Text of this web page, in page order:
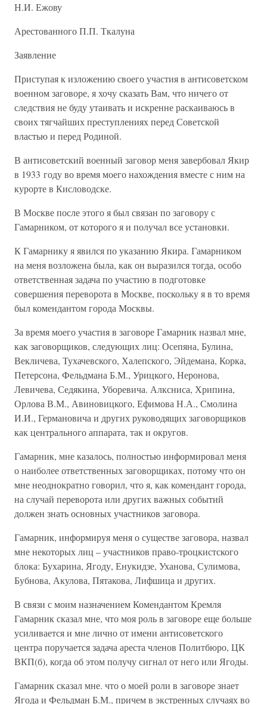
Н.И. Ежову
Арестованного П.П. Ткалуна
Заявление
Приступая к изложению своего участия в антисоветском
военном заговоре, я хочу сказать Вам, что ничего от
следствия не буду утаивать и искренне раскаиваюсь в
своих тягчайших преступлениях перед Советской
властью и перед Родиной.
В антисоветский военный заговор меня завербовал Якир
в 1933 году во время моего нахождения вместе с ним на
курорте в Кисловодске.
В Москве после этого я был связан по заговору с
Гамарником, от которого я и получал все установки.
К Гамарнику я явился по указанию Якира. Гамарником
на меня возложена была, как он выразился тогда, особо
ответственная задача по участию в подготовке
совершения переворота в Москве, поскольку я в то время
был комендантом города Москвы.
За время моего участия в заговоре Гамарник назвал мне,
как заговорщиков, следующих лиц: Осепяна, Булина,
Векличева, Тухачевского, Халепского, Эйдемана, Корка,
Петерсона, Фельдмана Б.М., Урицкого, Неронова,
Левичева, Седякина, Уборевича. Алксниса, Хрипина,
Орлова В.М., Авиновицкого, Ефимова Н.А., Смолина
И.И., Германовича и других руководящих заговорщиков
как центрального аппарата, так и округов.
Гамарник, мне казалось, полностью информировал меня
о наиболее ответственных заговорщиках, потому что он
мне неоднократно говорил, что я, как комендант города,
на случай переворота или других важных событий
должен знать основных участников заговора.
Гамарник, информируя меня о существе заговора, назвал
мне некоторых лиц – участников право-троцкистского
блока: Бухарина, Ягоду, Енукидзе, Уханова, Сулимова,
Бубнова, Акулова, Пятакова, Лифшица и других.
В связи с моим назначением Комендантом Кремля
Гамарник сказал мне, что моя роль в заговоре еще больше
усиливается и мне лично от имени антисоветского
центра поручается задача ареста членов Политбюро, ЦК
ВКП(б), когда об этом получу сигнал от него или Ягоды.
Гамарник сказал мне. что о моей роли в заговоре знает
Ягода и Фельдман Б.М., причем в экстренных случаях во